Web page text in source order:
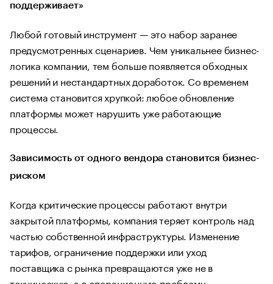
поддерживает»
Любой готовый инструмент — это набор заранее
предусмотренных сценариев. Чем уникальнее бизнес-
логика компании, тем больше появляется обходных
решений и нестандартных доработок. Со временем
система становится хрупкой: любое обновление
платформы может нарушить уже работающие
процессы.
Зависимость от одного вендора становится бизнес-
риском
Когда критические процессы работают внутри
закрытой платформы, компания теряет контроль над
частью собственной инфраструктуры. Изменение
тарифов, ограничение поддержки или уход
поставщика с рынка превращаются уже не в